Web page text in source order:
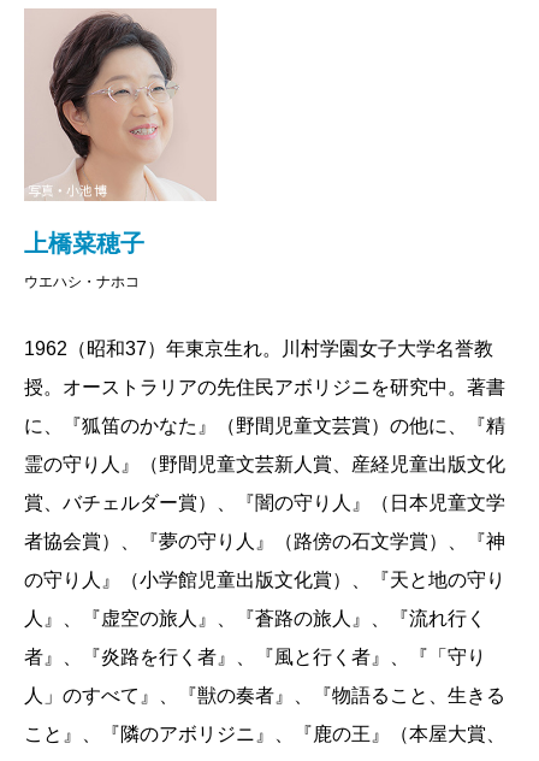
私は自宅にいて、震度五弱だったけれど、そん
なに大きな地震には感じなかったんです。飲み物がこ
ぼれるかな……と見つめていたくらい。テレビを点け
たら、あまりの惨状で、ニュースに見入ってしまいま
した。
佐藤関東でも、場所によって、ずいぶん違うよね。
張っている感じでした。それから間もなく、上橋さん
から無事を確認するメールがパソコンに届き、翌日の
鼎談を中止しようということに。
上橋お二人からのメールで無事がわかって、もう本
当にほっとした！
佐藤 中止の提案があったとき、私はまだ未曾有の大
災害になるとは予想もしなくて、いち早く察知した上
橋さんは、何かそういうアンテナがあるのかなと思い
ましたよ。
上橋菜穂子
ウエハシ・ナホコ
1962（昭和37）年東京生れ。川村学園女子大学名誉教
授。オーストラリアの先住民アボリジニを研究中。著書
に、『狐笛のかなた』（野間児童文芸賞）の他に、『精
霊の守り人』（野間児童文芸新人賞、産経児童出版文化
賞、バチェルダー賞）、『闇の守り人』（日本児童文学
者協会賞）、『夢の守り人』（路傍の石文学賞）、『神
の守り人』（小学館児童出版文化賞）、『天と地の守り
人』、『虚空の旅人』、『蒼路の旅人』、『流れ行く
者』、『炎路を行く者』、『風と行く者』、『「守り
人」のすべて』、『獣の奏者』、『物語ること、生きる
こと』、『隣のアボリジニ』、『鹿の王』（本屋大賞、